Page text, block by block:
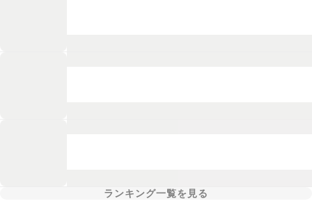
ランキング一覧を見る